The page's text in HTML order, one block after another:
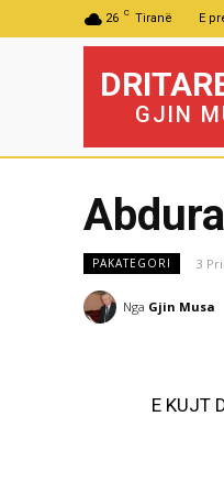
26 C Tiranë E
GJIN
PAKATEGORI 3
Nga Gjin Musa
E KUJT